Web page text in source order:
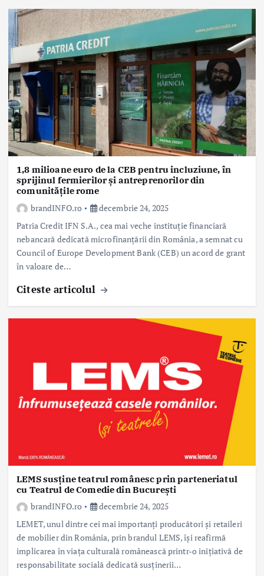
1,8 milioane euro de la CEB pentru incluziune, în
sprijinul fermierilor și antreprenorilor din
comunitățile rome
brandINFO.ro
decembrie 24, 2025
Patria Credit IFN S.A., cea mai veche instituție financiară
nebancară dedicată microfinanțării din România, a semnat cu
Council of Europe Development Bank (CEB) un acord de grant
în valoare de…
Citeste articolul
LEMS susține teatrul românesc prin parteneriatul
cu Teatrul de Comedie din București
brandINFO.ro
decembrie 24, 2025
LEMET, unul dintre cei mai importanți producători și retaileri
de mobilier din România, prin brandul LEMS, își reafirmă
implicarea în viața culturală românească printr-o inițiativă de
responsabilitate socială dedicată susținerii…